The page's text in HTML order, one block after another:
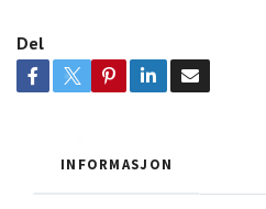
Del
INFORMASJON